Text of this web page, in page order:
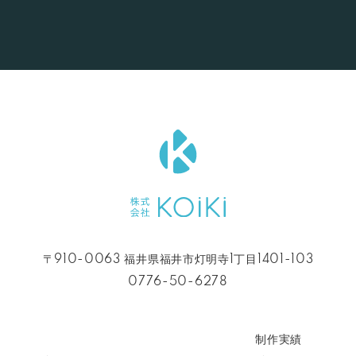
〒910-0063 福井県福井市灯明寺1丁目1401-103
0776-50-6278
制作実績